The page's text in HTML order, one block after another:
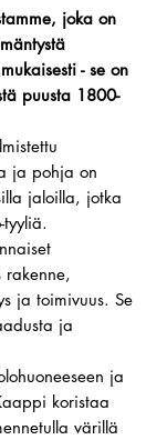
joka on
- se on
puusta 1800-
ja pohja on
jaloilla, jotka
rakenne,
ja toimivuus. Se
ja
ja
koristaa
värillä